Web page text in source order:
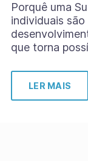
Porquê uma
individuais
que torna
LER MAIS